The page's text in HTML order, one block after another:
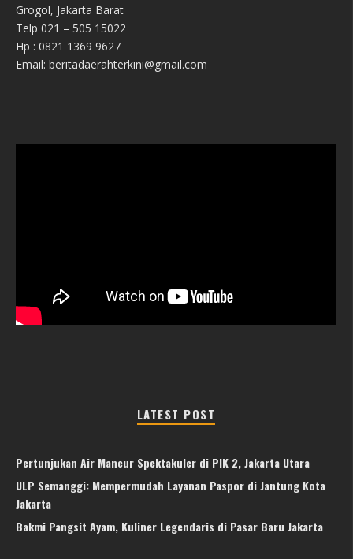
Grogol, Jakarta Barat
Telp 021 – 505 15022
Hp : 0821 1369 9627
Email: beritadaerahterkini@gmail.com
LATEST POST
Pertunjukan Air Mancur Spektakuler di PIK 2, Jakarta Utara
ULP Semanggi: Mempermudah Layanan Paspor di Jantung Kota
Jakarta
Bakmi Pangsit Ayam, Kuliner Legendaris di Pasar Baru Jakarta